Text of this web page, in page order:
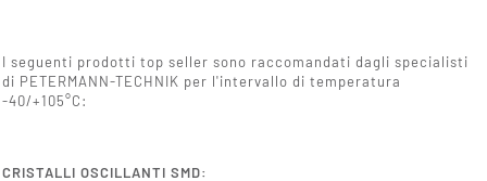
I seguenti prodotti top seller sono raccomandati dagli specialisti
di PETERMANN-TECHNIK per l'intervallo di temperatura
-40/+105°C:
CRISTALLI OSCILLANTI SMD: